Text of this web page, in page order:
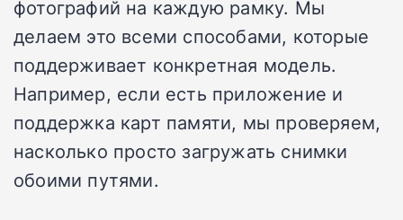
фотографий на каждую рамку. Мы
делаем это всеми способами, которые
поддерживает конкретная модель.
Например, если есть приложение и
поддержка карт памяти, мы проверяем,
насколько просто загружать снимки
обоими путями.